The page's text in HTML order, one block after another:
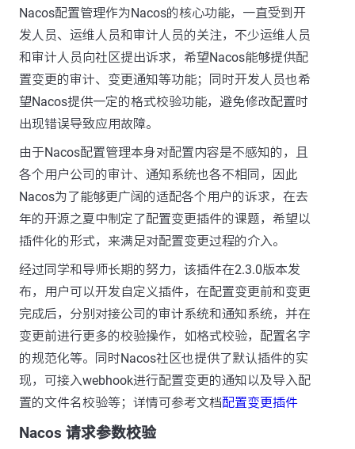
Nacos配置管理作为Nacos的核心功能，一直受到开
发人员、运维人员和审计人员的关注，不少运维人员
和审计人员向社区提出诉求，希望Nacos能够提供配
置变更的审计、变更通知等功能；同时开发人员也希
望Nacos提供一定的格式校验功能，避免修改配置时
出现错误导致应用故障。
由于Nacos配置管理本身对配置内容是不感知的，且
各个用户公司的审计、通知系统也各不相同，因此
Nacos为了能够更广阔的适配各个用户的诉求，在去
年的开源之夏中制定了配置变更插件的课题，希望以
插件化的形式，来满足对配置变更过程的介入。
经过同学和导师长期的努力，该插件在2.3.0版本发
布，用户可以开发自定义插件，在配置变更前和变更
完成后，分别对接公司的审计系统和通知系统，并在
变更前进行更多的校验操作，如格式校验，配置名字
的规范化等。同时Nacos社区也提供了默认插件的实
现，可接入webhook进行配置变更的通知以及导入配
置的文件名校验等；详情可参考文档配置变更插件
Nacos 请求参数校验